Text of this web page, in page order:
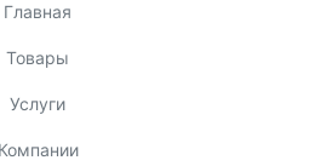
Главная
Товары
Услуги
Компании